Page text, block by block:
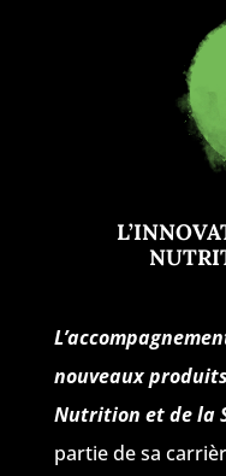
nouveaux
Nutrition et de la
partie de sa